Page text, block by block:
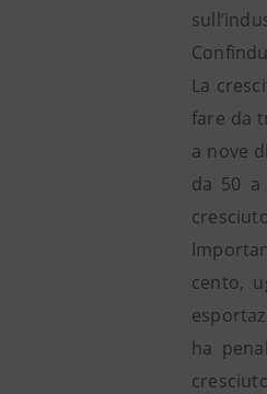
La
fare da
a nove
da 50
cento,
ha